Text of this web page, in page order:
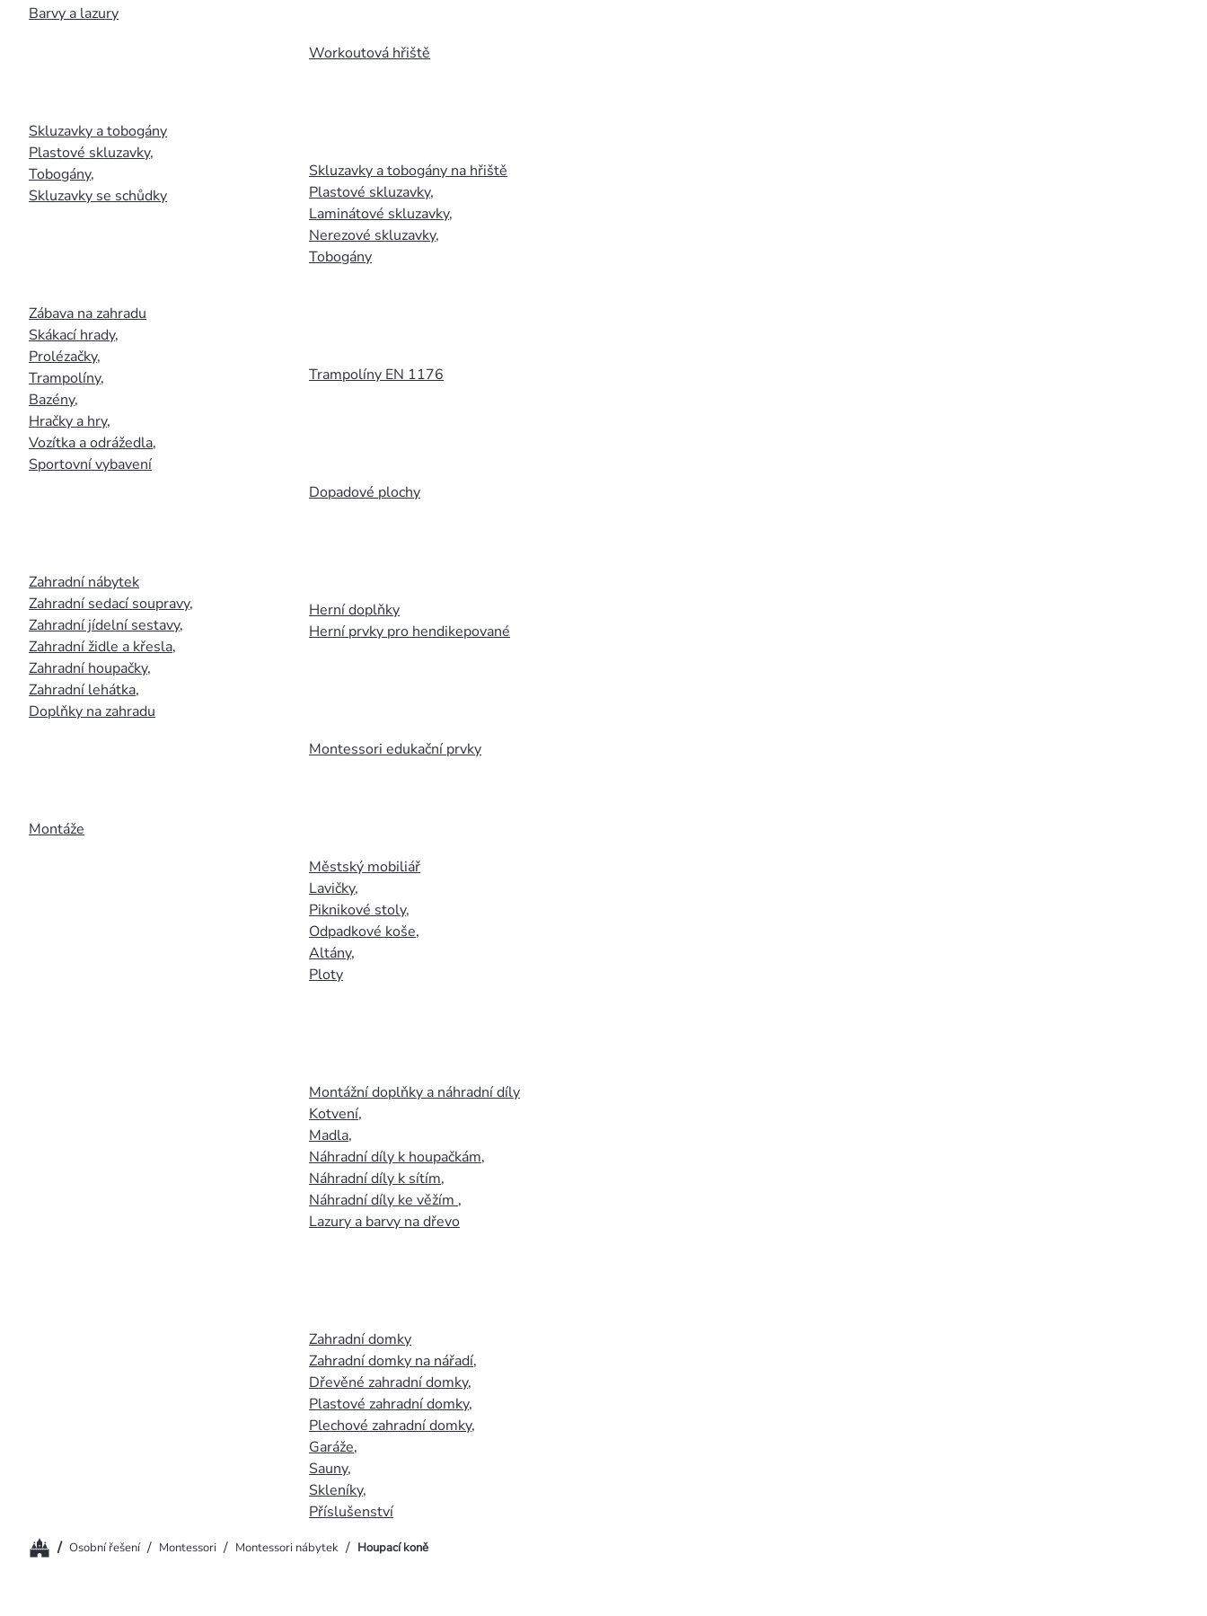
Barvy a lazury
Skluzavky a tobogány
Plastové skluzavky,
Tobogány,
Skluzavky se schůdky
Zábava na zahradu
Skákací hrady,
Prolézačky,
Trampolíny,
Bazény,
Hračky a hry,
Vozítka a odrážedla,
Sportovní vybavení
Zahradní nábytek
Zahradní sedací soupravy,
Zahradní jídelní sestavy,
Zahradní židle a křesla,
Zahradní houpačky,
Zahradní lehátka,
Doplňky na zahradu
Montáže
Workoutová hřiště
Skluzavky a tobogány na hřiště
Plastové skluzavky,
Laminátové skluzavky,
Nerezové skluzavky,
Tobogány
Trampolíny EN 1176
Dopadové plochy
Herní doplňky
Herní prvky pro hendikepované
Montessori edukační prvky
Městský mobiliář
Lavičky,
Piknikové stoly,
Odpadkové koše,
Altány,
Ploty
Montážní doplňky a náhradní díly
Kotvení,
Madla,
Náhradní díly k houpačkám,
Náhradní díly k sítím,
Náhradní díly ke věžím ,
Lazury a barvy na dřevo
Zahradní domky
Zahradní domky na nářadí,
Dřevěné zahradní domky,
Plastové zahradní domky,
Plechové zahradní domky,
Garáže,
Sauny,
Skleníky,
Příslušenství
Domů/ Osobní řešení / Montessori / Montessori nábytek / Houpací koně